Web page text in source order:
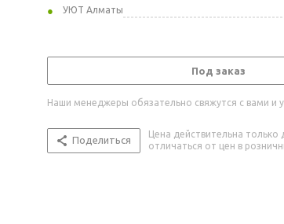
УЮТ Алматы
Под заказ
Наши менеджеры обязательно свяжутся с вами и
Поделиться
Цена действительна
отличаться от цен в